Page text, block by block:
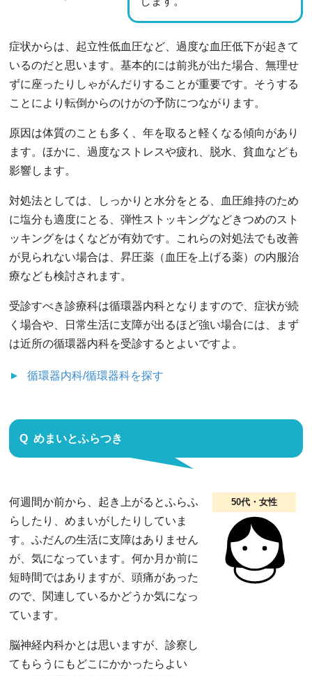
症状からは、起立性低血圧など、過度な血圧低下が起きて
いるのだと思います。基本的には前兆が出た場合、無理せ
ずに座ったりしゃがんだりすることが重要です。そうする
ことにより転倒からのけがの予防につながります。
原因は体質のことも多く、年を取ると軽くなる傾向があり
ます。ほかに、過度なストレスや疲れ、脱水、貧血なども
影響します。
対処法としては、しっかりと水分をとる、血圧維持のため
に塩分も適度にとる、弾性ストッキングなどきつめのスト
ッキングをはくなどが有効です。これらの対処法でも改善
が見られない場合は、昇圧薬（血圧を上げる薬）の内服治
療なども検討されます。
受診すべき診療科は循環器内科となりますので、症状が続
く場合や、日常生活に支障が出るほど強い場合には、まず
は近所の循環器内科を受診するとよいですよ。
循環器内科/循環器科を探す
めまいとふらつき
50代・女性
何週間か前から、起き上がるとふらふ
らしたり、めまいがしたりしていま
す。ふだんの生活に支障はありません
が、気になっています。何か月か前に
短時間ではありますが、頭痛があった
ので、関連しているかどうか気になっ
ています。
脳神経内科かとは思いますが、診察し
てもらうにもどこにかかったらよい